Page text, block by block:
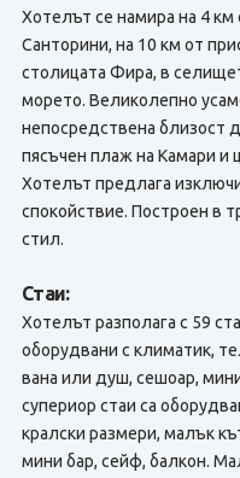
Хотелът се намира на 4
Санторини, на 10 км от
столицата Фира, в
морето. Великолепно
непосредствена близост
пясъчен плаж на Камари и
Хотелът предлага
спокойствие. Построен в
стил.
Стаи:
Хотелът разполага с 59
оборудвани с климатик,
вана или душ, сешоар,
супериор стаи са
кралски размери, малък
мини бар, сейф, балкон.